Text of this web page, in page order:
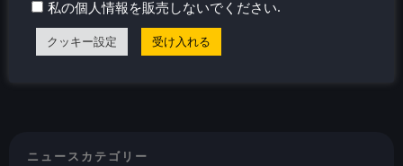
Oct 7, 2023 ノア・クペツキーコメントなし
ニュースカテゴリー
私の個人情報を販売しないでください.
クッキー設定 受け入れる